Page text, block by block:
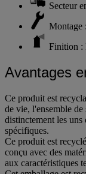
Secteur
Montage
Finition :
Avantages
Ce produit est
de vie, l'ensemble de
distinctement les uns
spécifiques.
Ce produit est
conçu avec des
aux caractéristiques